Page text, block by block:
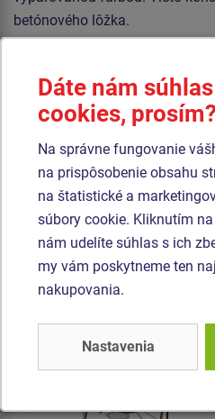
betónového lôžka.
pohodlnou gumou. Sedadlo
polypropylénového lana z
Závesné laná sú vyrobené z
lana z polypropylénu s
Všetok spojovací materiál je
Produkt - REH-6321K-15
Reťazová trojhojdačka -
celokovová (v.p. 1,5 m)
Dáte nám
cookies, prosím?
Na správne fungovanie
na prispôsobenie obsahu
na štatistické a
súbory cookie. Kliknutím
nám udelíte súhlas s ich
my vám poskytneme ten
nakupovania.
Nastavenia